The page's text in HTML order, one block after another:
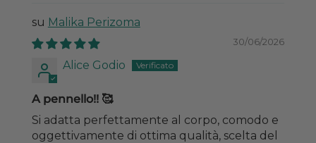
Malika Perizoma
30/06/2026
Alice Godio
A pennello!! 🥰
Si adatta perfettamente al corpo, comodo e
oggettivamente di ottima qualità, scelta del